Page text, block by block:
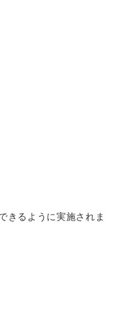
きるように実施されま